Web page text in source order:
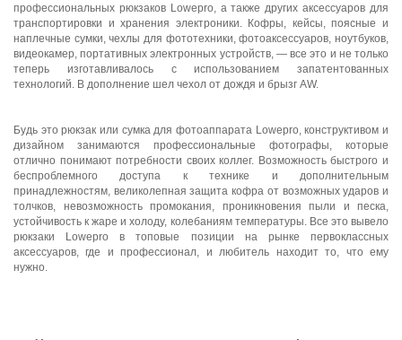
профессиональных рюкзаков Lowepro, а также других аксессуаров для
транспортировки и хранения электроники. Кофры, кейсы, поясные и
наплечные сумки, чехлы для фототехники, фотоаксессуаров, ноутбуков,
видеокамер, портативных электронных устройств, — все это и не только
теперь изготавливалось с использованием запатентованных
технологий. В дополнение шел чехол от дождя и брызг AW.
Будь это рюкзак или сумка для фотоаппарата Lowepro, конструктивом и
дизайном занимаются профессиональные фотографы, которые
отлично понимают потребности своих коллег. Возможность быстрого и
беспроблемного доступа к технике и дополнительным
принадлежностям, великолепная защита кофра от возможных ударов и
толчков, невозможность промокания, проникновения пыли и песка,
устойчивость к жаре и холоду, колебаниям температуры. Все это вывело
рюкзаки Lowepro в топовые позиции на рынке первоклассных
аксессуаров, где и профессионал, и любитель находит то, что ему
нужно.